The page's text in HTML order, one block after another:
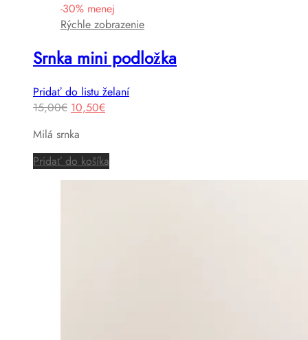
-30% menej
Rýchle zobrazenie
Srnka mini podložka
Pridať do listu želaní
15,00€ Original
was:
15,00€.
10,50€Current
10,50€.
Milá srnka
Pridať do košíka